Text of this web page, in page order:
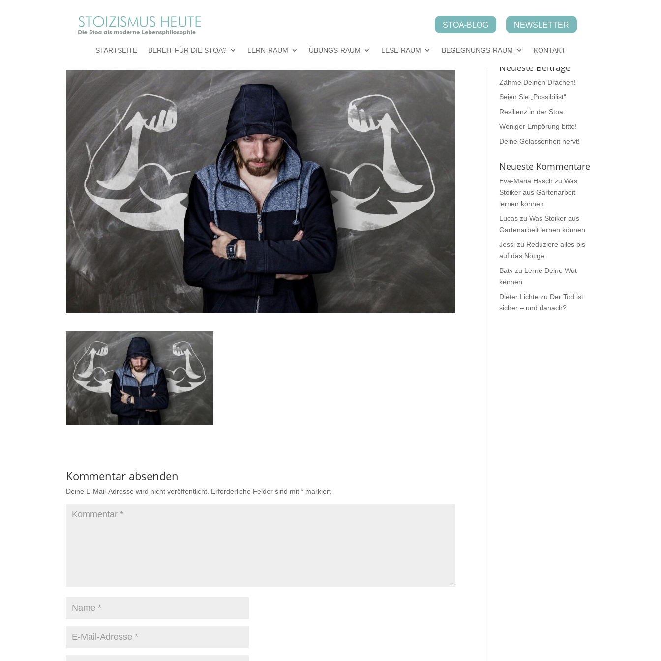
STOA-BLOG NEWSLETTER
STARTSEITE BEREIT FÜR DIE STOA? LERN-RAUM ÜBUNGS-RAUM LESE-RAUM BEGEGNUNGS-RAUM KONTAKT
man-g91b73ea5b_1920
stoa-heute|Aug. 27, 2022| 0 Kommentare
Kommentar absenden
Deine E-Mail-Adresse wird nicht veröffentlicht. Erforderliche Felder sind mit* markiert
Neueste Beiträge
Zähme Deinen Drachen!
Seien Sie „Possibilist“
Resilienz in der Stoa
Weniger Empörung bitte!
Deine Gelassenheit nervt!
Neueste Kommentare
Eva-Maria Hasch zuWas
Stoiker aus Gartenarbeit
lernen können
Lucas zuWas Stoiker aus
Gartenarbeit lernen können
Jessi zu Reduziere alles bis
auf das Nötige
Baty zu Lerne Deine Wut
kennen
Dieter Lichte zu Der Tod ist
sicher – und danach?